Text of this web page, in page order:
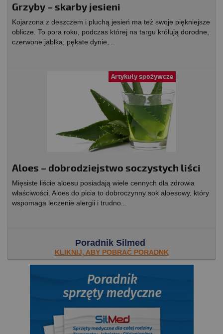
Grzyby – skarby jesieni
Kojarzona z deszczem i pluchą jesień ma też swoje piękniejsze
oblicze. To pora roku, podczas której na targu królują dorodne,
czerwone jabłka, pękate dynie,...
Artykuły spożywcze
Aloes – dobrodziejstwo soczystych liści
Mięsiste liście aloesu posiadają wiele cennych dla zdrowia
właściwości. Aloes do picia to dobroczynny sok aloesowy, który
wspomaga leczenie alergii i trudno...
Poradnik Silmed
KLIKNIJ, ABY POBRAĆ PORADNK